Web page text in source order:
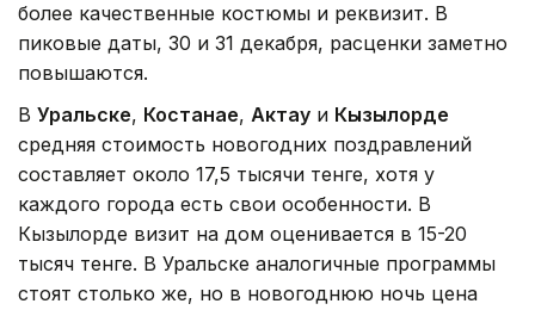
более качественные костюмы и реквизит. В
пиковые даты, 30 и 31 декабря, расценки заметно
повышаются.
В Уральске, Костанае, Актау и Кызылорде
средняя стоимость новогодних поздравлений
составляет около 17,5 тысячи тенге, хотя у
каждого города есть свои особенности. В
Кызылорде визит на дом оценивается в 15-20
тысяч тенге. В Уральске аналогичные программы
стоят столько же, но в новогоднюю ночь цена